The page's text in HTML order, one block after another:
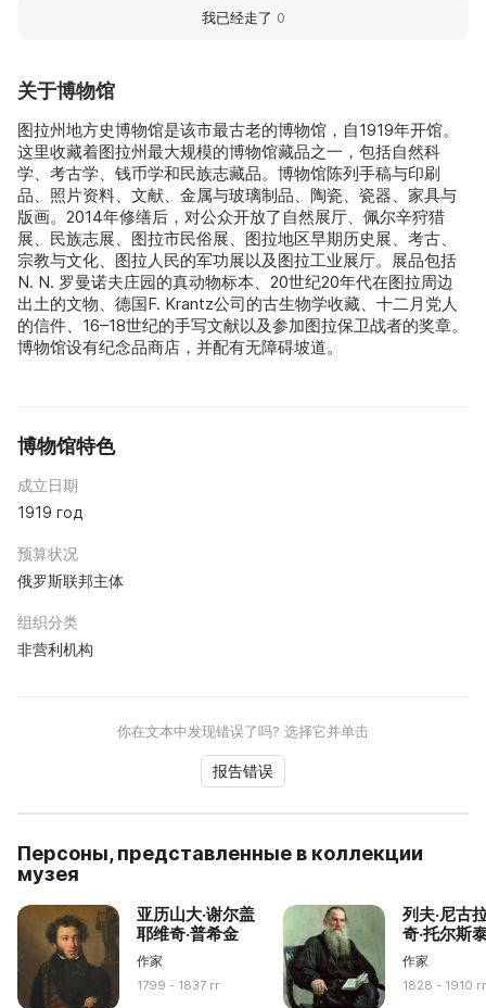
关于博物馆
图拉州地方史博物馆是该市最古老的博物馆，自1919年开馆。
这里收藏着图拉州最大规模的博物馆藏品之一，包括自然科
学、考古学、钱币学和民族志藏品。博物馆陈列手稿与印刷
品、照片资料、文献、金属与玻璃制品、陶瓷、瓷器、家具与
版画。2014年修缮后，对公众开放了自然展厅、佩尔辛狩猎
展、民族志展、图拉市民俗展、图拉地区早期历史展、考古、
宗教与文化、图拉人民的军功展以及图拉工业展厅。展品包括
N. N. 罗曼诺夫庄园的真动物标本、20世纪20年代在图拉周边
出土的文物、德国F. Krantz公司的古生物学收藏、十二月党人
的信件、16–18世纪的手写文献以及参加图拉保卫战者的奖章。
博物馆设有纪念品商店，并配有无障碍坡道。
博物馆特色
成立日期
1919 год
预算状况
俄罗斯联邦主体
组织分类
非营利机构
你在文本中发现错误了吗? 选择它并单击
报告错误
Персоны, представленные в коллекции
музея
亚历山大·谢尔盖
耶维奇·普希金
作家
1799 - 1837 гг
列夫·尼古
奇·托尔斯
作家
1828 - 1910
我已经走了 0